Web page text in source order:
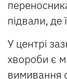
підвали, де
У центрі
хвороби є
вимивання